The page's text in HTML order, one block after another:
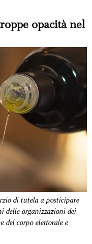
opacità nel
di tutela a posticipare
delle organizzazioni dei
del corpo elettorale e